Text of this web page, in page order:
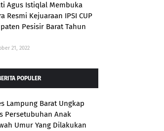
Agus Istiqlal Membuka
Resmi Kejuaraan IPSI CUP
Pesisir Barat Tahun
21, 2022
POPULER
Lampung Barat Ungkap
Persetubuhan Anak
Umur Yang Dilakukan